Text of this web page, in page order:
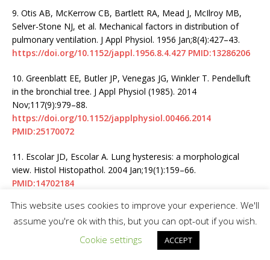
9. Otis AB, McKerrow CB, Bartlett RA, Mead J, McIlroy MB,
Selver-Stone NJ, et al. Mechanical factors in distribution of
pulmonary ventilation. J Appl Physiol. 1956 Jan;8(4):427–43.
https://doi.org/10.1152/jappl.1956.8.4.427 PMID:13286206
10. Greenblatt EE, Butler JP, Venegas JG, Winkler T. Pendelluft
in the bronchial tree. J Appl Physiol (1985). 2014
Nov;117(9):979–88.
https://doi.org/10.1152/japplphysiol.00466.2014
PMID:25170072
11. Escolar JD, Escolar A. Lung hysteresis: a morphological
view. Histol Histopathol. 2004 Jan;19(1):159–66.
PMID:14702184
12.West JB. The physiological challenges of the 1952
Copenhagen poliomyelitis epidemic and a renaissance in
clinical respiratory physiology. J Appl Physiol (1985). 2005
This website uses cookies to improve your experience. We'll
assume you're ok with this, but you can opt-out if you wish.
Cookie settings
ACCEPT